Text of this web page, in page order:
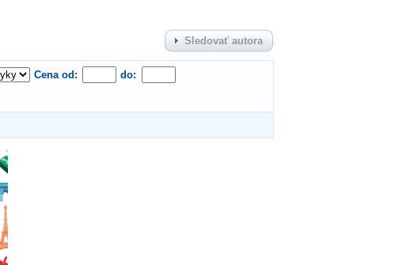
Sledovať autora
Cena od:
do: